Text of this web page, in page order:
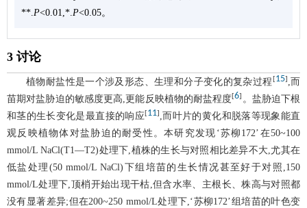
**.P<0.01,*.P<0.05。
3 讨论
植物耐盐性是一个涉及形态、生理和分子变化的复杂过程 [15] ,而
苗期对盐胁迫的敏感度更高,更能反映植物的耐盐程度[6] 。盐胁迫下根
和茎的生长变化是最直接的响应[11] ,而叶片的黄化和脱落等现象能直
观反映植物体对盐胁迫的耐受性。本研究发现‘苏柳172’在50~100
mmol/L NaCl(T1—T2)处理下,植株的生长与对照相比差异不大,尤其在
低盐处理(50 mmol/L NaCl)下组培苗的生长情况甚至好于对照,150
mmol/L处理下,顶梢开始出现干枯,但含水率、主根长、株高与对照都
没有显著差异;但在200~250 mmol/L处理下,‘苏柳172’组培苗的叶色变